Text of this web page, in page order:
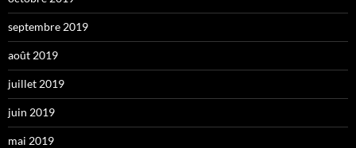
septembre 2019
août 2019
juillet 2019
juin 2019
mai 2019